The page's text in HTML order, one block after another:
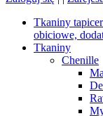
Tkaniny
obiciowe,
Tkaniny
Chenille